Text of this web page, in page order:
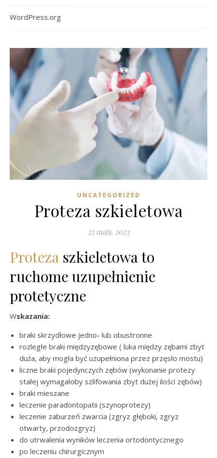
WordPress.org
UNCATEGORIZED
Proteza szkieletowa
25 maja, 2023
Proteza szkieletowa to
ruchome uzupełnienie
protetyczne
Wskazania:
braki skrzydłowe jedno- lub obustronne
rozległe braki międzyzębowe ( luka między zębami zbyt
duża, aby mogła być uzupełniona przez przęsło mostu)
liczne braki pojedynczych zębów (wykonanie protezy
stałej wymagałoby szlifowania zbyt dużej ilości zębów)
braki mieszane
leczenie paradontopatii (szynoprotezy)
leczenie zaburzeń zwarcia (zgryz głęboki, zgryz
otwarty, przodozgryz)
do utrwalenia wyników leczenia ortodontycznego
po leczeniu chirurgicznym